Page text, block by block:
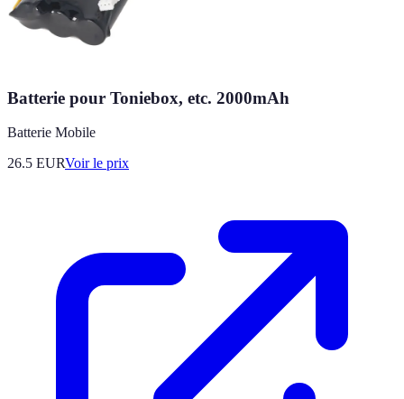
Batterie pour Toniebox, etc. 2000mAh
Batterie Mobile
26.5 EURVoir le prix